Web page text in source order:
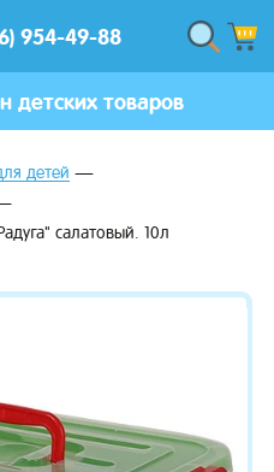
954-49-88
детских товаров
детей
салатовый. 10л